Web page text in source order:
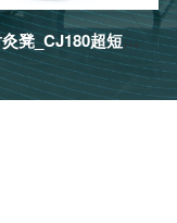
从景射灸凳_CJ180超短波治疗仪